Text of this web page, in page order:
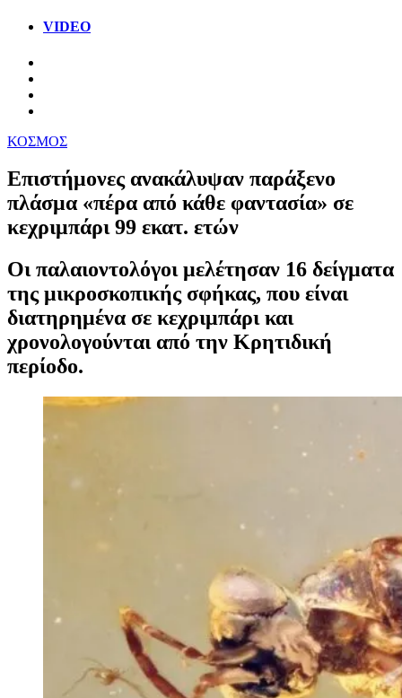
VIDEO
ΚΟΣΜΟΣ
Επιστήμονες ανακάλυψαν παράξενο
πλάσμα «πέρα από κάθε φαντασία» σε
κεχριμπάρι 99 εκατ. ετών
Οι παλαιοντολόγοι μελέτησαν 16 δείγματα
της μικροσκοπικής σφήκας, που είναι
διατηρημένα σε κεχριμπάρι και
χρονολογούνται από την Κρητιδική
περίοδο.